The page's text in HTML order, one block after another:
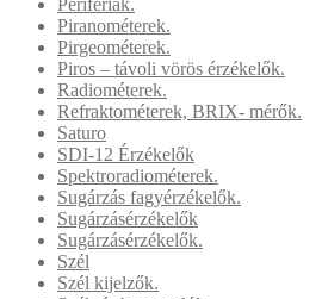
Piranométerek.
Pirgeométerek.
Piros – távoli vörös érzékelők.
Radiométerek.
Refraktométerek, BRIX- mérők.
Saturo
SDI-12 Érzékelők
Spektroradiométerek.
Sugárzás fagyérzékelők.
Sugárzásérzékelők
Sugárzásérzékelők.
Szél
Szél kijelzők.